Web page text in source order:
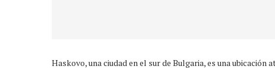
Haskovo, una ciudad en el sur de Bulgaria, es una